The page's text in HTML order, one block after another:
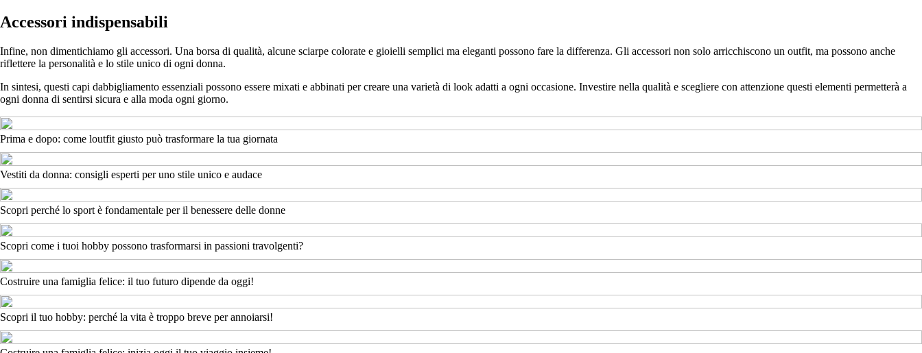
Accessori indispensabili
Infine, non dimentichiamo gli accessori. Una borsa di qualità, alcune sciarpe colorate e gioielli semplici ma eleganti possono fare la differenza. Gli accessori non solo arricchiscono un outfit, ma possono anche
riflettere la personalità e lo stile unico di ogni donna.
In sintesi, questi capi dabbigliamento essenziali possono essere mixati e abbinati per creare una varietà di look adatti a ogni occasione. Investire nella qualità e scegliere con attenzione questi elementi permetterà a
ogni donna di sentirsi sicura e alla moda ogni giorno.
Prima e dopo: come loutfit giusto può trasformare la tua giornata
Vestiti da donna: consigli esperti per uno stile unico e audace
Scopri perché lo sport è fondamentale per il benessere delle donne
Scopri come i tuoi hobby possono trasformarsi in passioni travolgenti?
Costruire una famiglia felice: il tuo futuro dipende da oggi!
Scopri il tuo hobby: perché la vita è troppo breve per annoiarsi!